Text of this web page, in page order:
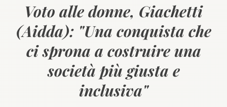
Voto alle donne, Giachetti
(Aidda): "Una conquista che
ci sprona a costruire una
società più giusta e
inclusiva"